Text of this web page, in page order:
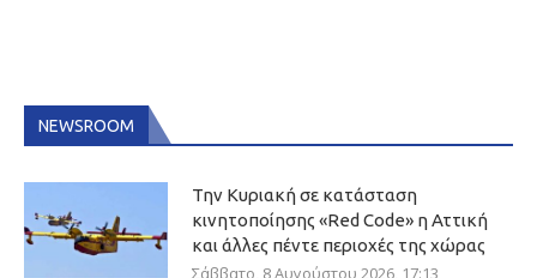
NEWSROOM
Την Κυριακή σε κατάσταση
κινητοποίησης «Red Code» η Αττική
και άλλες πέντε περιοχές της χώρας
Σάββατο, 8 Αυγούστου 2026, 17:13